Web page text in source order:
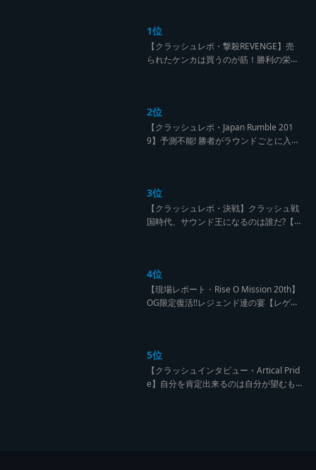
1位
【クラッシュレポ・撃殺REVENGE】売
られたケンカは買うのが筋！勝利の栄誉
2位
【クラッシュレポ・Japan Rumble 201
9】予測不能! 勝者がラウンドごとに入れ
3位
【クラッシュレポ・決戦】クラッシュ戦
国時代、サウンド王になるのは誰だ?【B
4位
【現場レポート・Rise O Mission 20th】
OG限定復活!!レジェンド達の宴【レゲエ
5位
【クラッシュインタビュー・Artical Prid
e】自分を肯定出来るのは自分が望むも